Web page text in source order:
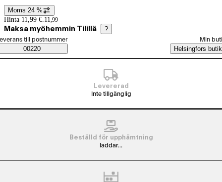
Prisinformation
Moms 24 %
Hinta 11,99 €. 11 ,99
Maksa myöhemmin Tilillä ?
Saatavuustiedot
beställningssätt
till postnummer
00220
Min
Helsingfors butik
Levererad
Inte tillgänglig
Beställd för upphämtning
laddar...